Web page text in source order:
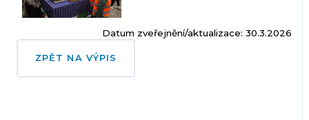
Datum zveřejnění/aktualizace: 30.3.2026
ZPĚT NA VÝPIS